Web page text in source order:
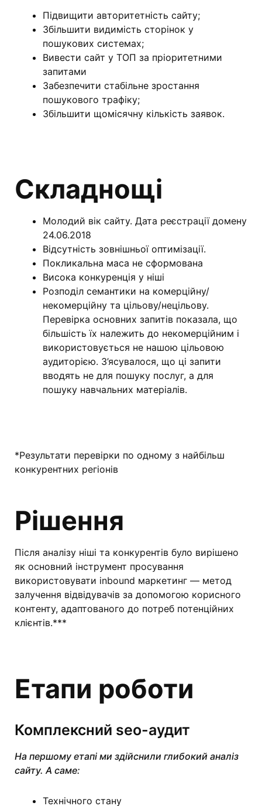
Підвищити авторитетність сайту;
Збільшити видимість сторінок у
пошукових системах;
Вивести сайт у ТОП за пріоритетними
запитами
Забезпечити стабільне зростання
пошукового трафіку;
Збільшити щомісячну кількість заявок.
Складнощі
Молодий вік сайту. Дата реєстрації домену
24.06.2018
Відсутність зовнішньої оптимізації.
Покликальна маса не сформована
Висока конкуренція у ніші
Розподіл семантики на комерційну/
некомерційну та цільову/нецільову.
Перевірка основних запитів показала, що
більшість їх належить до некомерційним і
використовується не нашою цільовою
аудиторією. З’ясувалося, що ці запити
вводять не для пошуку послуг, а для
пошуку навчальних матеріалів.
*Результати перевірки по одному з найбільш
конкурентних регіонів
Рішення
Після аналізу ніші та конкурентів було вирішено
як основний інструмент просування
використовувати inbound маркетинг — метод
залучення відвідувачів за допомогою корисного
контенту, адаптованого до потреб потенційних
клієнтів.***
Етапи роботи
Комплексний seo-аудит
На першому етапі ми здійснили глибокий аналіз
сайту. А саме:
Технічного стану